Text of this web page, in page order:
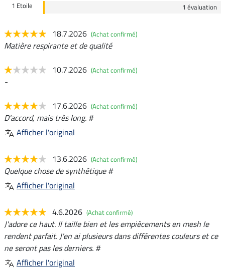
1 Etoile
1 évaluation
18.7.2026 (Achat confirmé)
Matière respirante et de qualité
10.7.2026 (Achat confirmé)
-
17.6.2026 (Achat confirmé)
D'accord, mais très long. #
Afficher l'original
13.6.2026 (Achat confirmé)
Quelque chose de synthétique #
Afficher l'original
4.6.2026 (Achat confirmé)
J'adore ce haut. Il taille bien et les empiècements en mesh le
rendent parfait. J'en ai plusieurs dans différentes couleurs et ce
ne seront pas les derniers. #
Afficher l'original